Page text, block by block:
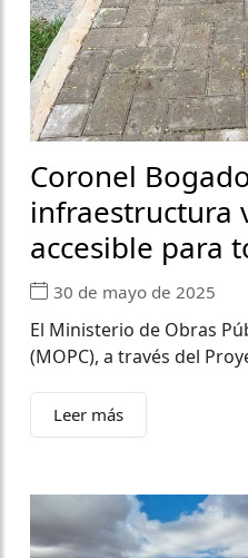
Coronel
infraestructura
accesible para
30 de mayo de 2025
El Ministerio de Obras
(MOPC), a través del
Leer más